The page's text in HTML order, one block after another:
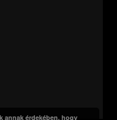
annak érdekében, hogy